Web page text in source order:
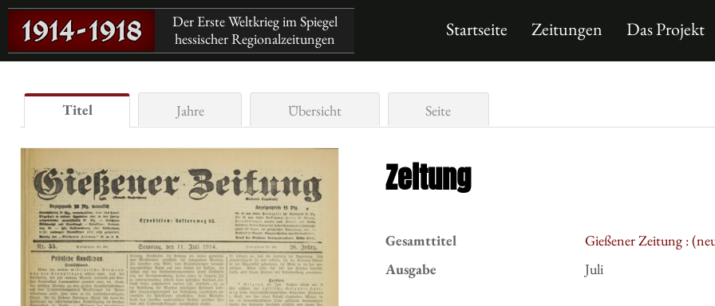
Der Erste Weltkrieg im Spiegel
hessischer Regionalzeitungen
Startseite Zeitungen Das Projekt
Titel Jahre Übersicht Seite
Zeitung
Gesamttitel
Gießener Zeitung :
Ausgabe
Juli